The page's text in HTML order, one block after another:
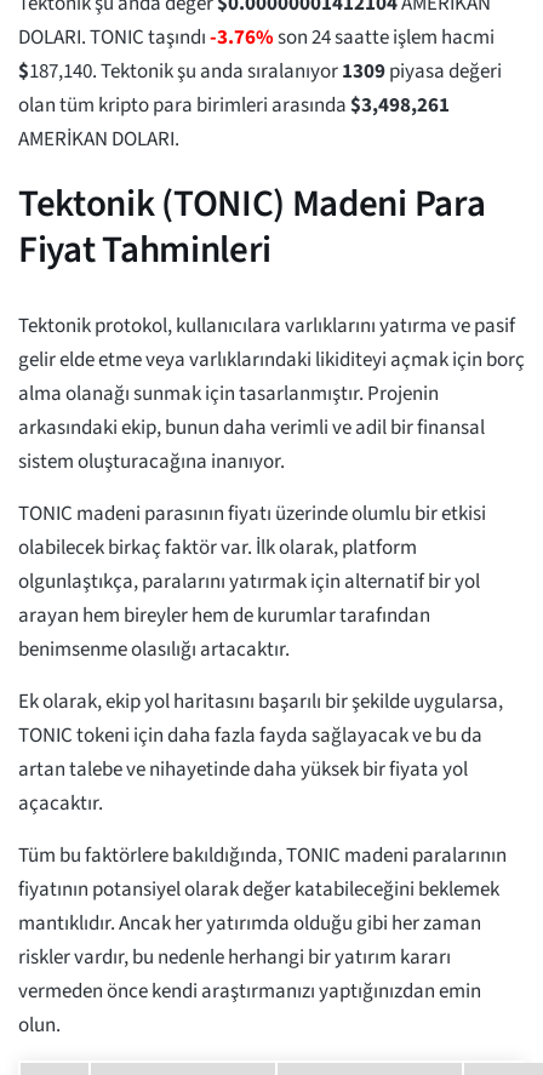
DOLARI. TONIC taşındı-3.76%son 24 saatte işlem hacmi
$187,140. Tektonik şu anda sıralanıyor1309piyasa değeri
olan tüm kripto para birimleri arasında$3,498,261
AMERİKAN DOLARI.
Tektonik (TONIC) Madeni Para
Fiyat Tahminleri
Tektonik protokol, kullanıcılara varlıklarını yatırma ve pasif
gelir elde etme veya varlıklarındaki likiditeyi açmak için borç
alma olanağı sunmak için tasarlanmıştır. Projenin
arkasındaki ekip, bunun daha verimli ve adil bir finansal
sistem oluşturacağına inanıyor.
TONIC madeni parasının fiyatı üzerinde olumlu bir etkisi
olabilecek birkaç faktör var. İlk olarak, platform
olgunlaştıkça, paralarını yatırmak için alternatif bir yol
arayan hem bireyler hem de kurumlar tarafından
benimsenme olasılığı artacaktır.
Ek olarak, ekip yol haritasını başarılı bir şekilde uygularsa,
TONIC tokeni için daha fazla fayda sağlayacak ve bu da
artan talebe ve nihayetinde daha yüksek bir fiyata yol
açacaktır.
Tüm bu faktörlere bakıldığında, TONIC madeni paralarının
fiyatının potansiyel olarak değer katabileceğini beklemek
mantıklıdır. Ancak her yatırımda olduğu gibi her zaman
riskler vardır, bu nedenle herhangi bir yatırım kararı
vermeden önce kendi araştırmanızı yaptığınızdan emin
olun.